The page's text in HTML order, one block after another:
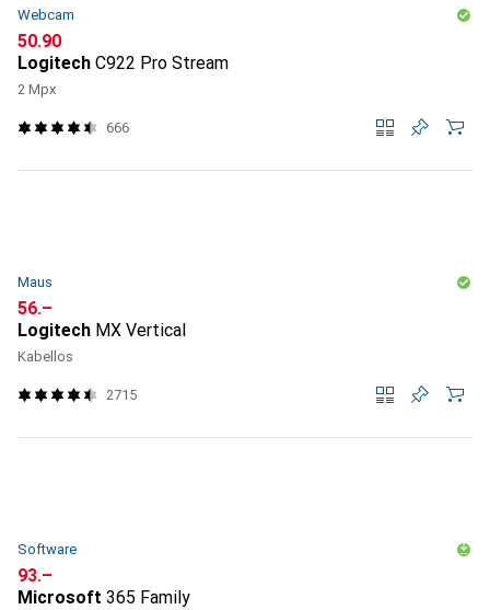
Webcam
CHF
50.90
Logitech C922 Pro Stream
2 Mpx
666
Maus
CHF
56.–
Logitech MX Vertical
Kabellos
2715
Software
CHF
93.–
Microsoft 365 Family